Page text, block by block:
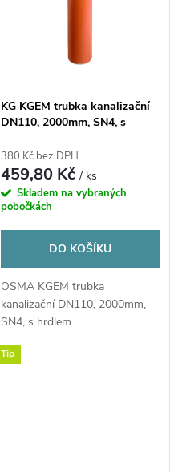
KG KGEM trubka kanalizační
DN110, 2000mm, SN4, s
380 Kč bez DPH
459,80 Kč/ ks
Skladem na vybraných
pobočkách
DO KOŠÍKU
OSMA KGEM trubka
kanalizační DN110, 2000mm,
SN4, s hrdlem
Tip